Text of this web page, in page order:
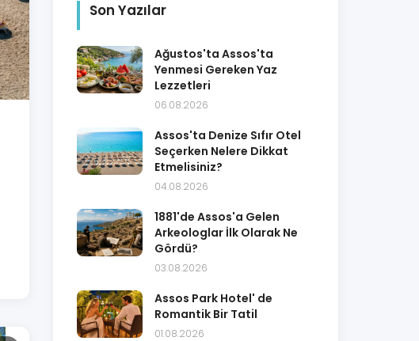
Son Yazılar
Ağustos'ta Assos'ta
Yenmesi Gereken Yaz
Lezzetleri
06.08.2026
Assos'ta Denize Sıfır Otel
Seçerken Nelere Dikkat
Etmelisiniz?
04.08.2026
1881'de Assos'a Gelen
Arkeologlar İlk Olarak Ne
Gördü?
03.08.2026
Assos Park Hotel' de
Romantik Bir Tatil
01.08.2026